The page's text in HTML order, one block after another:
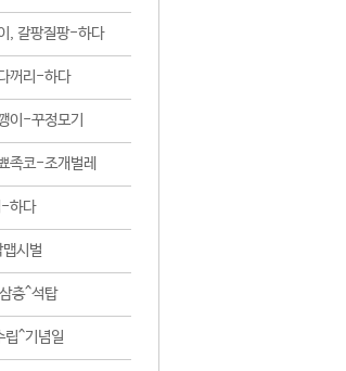
, 갈팡질팡-하다
꺼리-하다
이-꾸정모기
족코-조개벌레
-하다
시벌
층^석탑
립^기념일